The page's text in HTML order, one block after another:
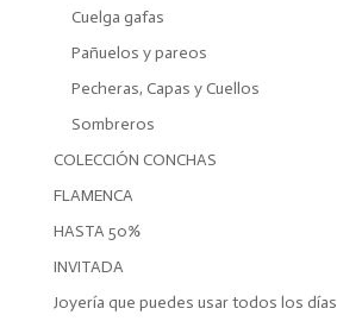
Cuelga gafas
Pañuelos y pareos
Pecheras, Capas y Cuellos
Sombreros
COLECCIÓN CONCHAS
FLAMENCA
HASTA 50%
INVITADA
Joyería que puedes usar todos los días